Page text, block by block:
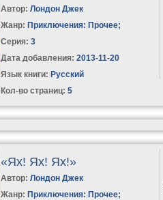
Автор:Лондон Джек
Жанр: Приключения: Прочее;
Серия:3
Дата добавления: 2013-11-20
Язык книги: Русский
Кол-во страниц: 5
«Ях! Ях! Ях!»
Автор:Лондон Джек
Жанр: Приключения: Прочее;